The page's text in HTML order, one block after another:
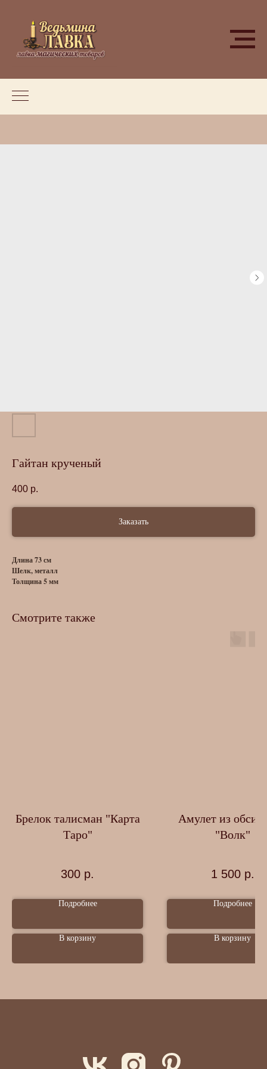
Гайтан крученый
400 р.
Заказать
Длина 73 см
Шелк, металл
Толщина 5 мм
Смотрите также
Брелок талисман "Карта
Таро"
300 р.
Подробнее
В корзину
Амулет из
"Волк"
1 500 р.
Подробнее
В корзину